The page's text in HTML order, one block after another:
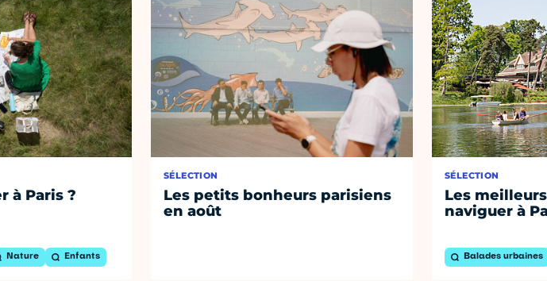
à Paris ?
Nature Enfants
SÉLECTION
Les petits bonheurs parisiens
en août
SÉLECTION
Les
naviguer à
Balades urbaines